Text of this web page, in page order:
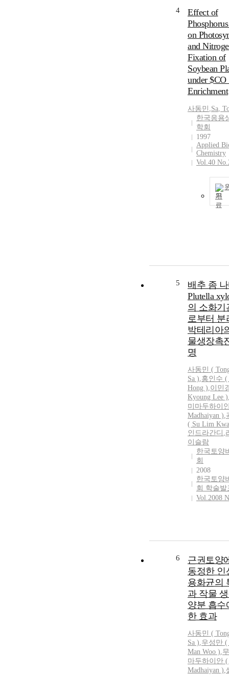
4
Effect of
on
and
Fixation of
Soybean
under
Enrichment
사동민 ,Sa,
한국응용
학회
1997
Applied
Chemistry
Vol.40
기
5
배추 좀
Plutella
의 소화기
로부터 분
박테리아
물생장촉
명
사동민 (
Sa ),홍인수 (
Hong ),이민
Kyoung Lee )
미마두하이
Madhaiyan ),
( Su Lim
인드라간디 ,
이슬람
한국토양
회
2008
한국토양
회 학술발
Vol.2008
6
근권토양
동정한 인
용화균의
과 작물
양분 흡수
한 효과
사동민 (
Sa ),우성만 (
Man Woo ),
마두하이안
Madhaiyan ),